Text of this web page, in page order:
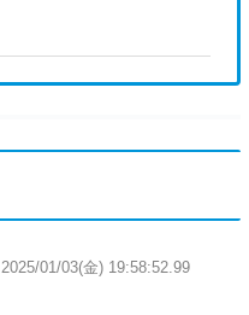
2025/01/03(金) 19:58:52.99